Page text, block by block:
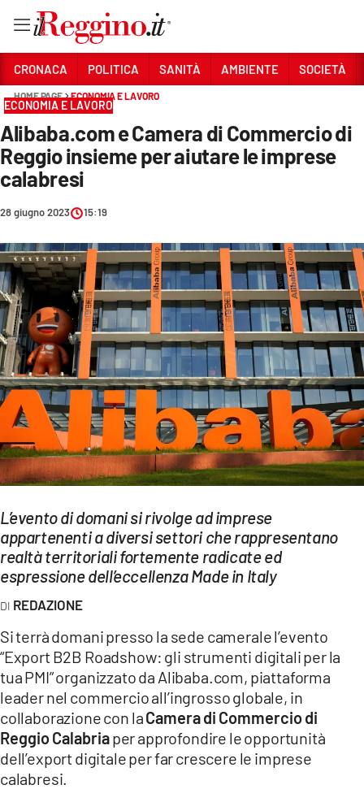
Sezioni
CRONACA
POLITICA
SANITÀ
AMBIENTE
SOCIETÀ
CULTURA
ECONOMIA E LAVORO
EVENTI
SPORT
Streaming
LAC NETWORK
LAC ONAIR
LaC
LACPLAY.IT
LACTV.IT
LACONAIR.IT
LACITYMAG.IT
CRONACA POLITICA SANITÀ AMBIENTE SOCIETÀ
HOME PAGE ECONOMIA E LAVORO
ECONOMIA E LAVORO
Alibaba.com e Camera di Commercio di
Reggio insieme per aiutare le imprese
calabresi
28 giugno 2023 15:19
L’evento di domani si rivolge ad imprese
appartenenti a diversi settori che rappresentano
realtà territoriali fortemente radicate ed
espressione dell’eccellenza Made in Italy
REDAZIONE
Si terrà domani presso la sede camerale l’evento
“Export B2B Roadshow: gli strumenti digitali per la
tua PMI” organizzato da Alibaba.com, piattaforma
leader nel commercio all’ingrosso globale, in
collaborazione con laCamera di Commercio di
Reggio Calabriaper approfondire le opportunità
dell’export digitale per far crescere le imprese
calabresi.